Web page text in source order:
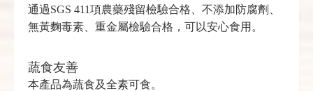
通過SGS 411項農藥殘留檢驗合格、不添加防腐劑、
無黃麴毒素、重金屬檢驗合格，可以安心食用。
蔬食友善
本產品為蔬食及全素可食。